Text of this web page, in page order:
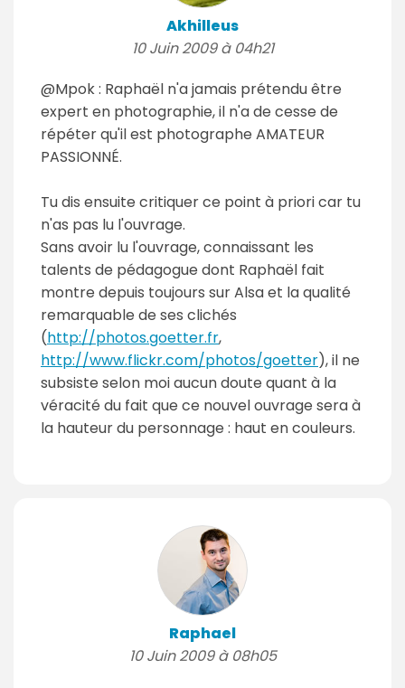
Akhilleus
10 Juin 2009 à 04h21
@Mpok : Raphaël n'a jamais prétendu être
expert en photographie, il n'a de cesse de
répéter qu'il est photographe AMATEUR
PASSIONNÉ.
Tu dis ensuite critiquer ce point à priori car tu
n'as pas lu l'ouvrage.
Sans avoir lu l'ouvrage, connaissant les
talents de pédagogue dont Raphaël fait
montre depuis toujours sur Alsa et la qualité
remarquable de ses clichés
(http://photos.goetter.fr,
http://www.flickr.com/photos/goetter), il ne
subsiste selon moi aucun doute quant à la
véracité du fait que ce nouvel ouvrage sera à
la hauteur du personnage : haut en couleurs.
Raphael
10 Juin 2009 à 08h05